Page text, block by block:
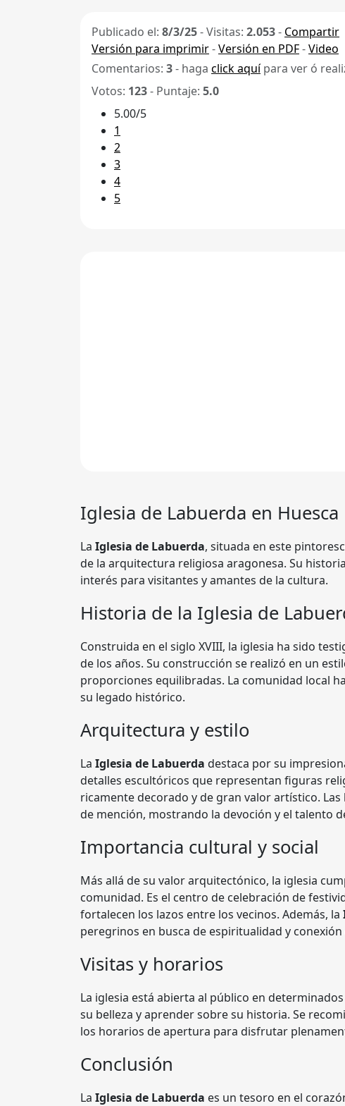
Publicado el: 8/3/25-Visitas: 2.053- Compartir
Versión para imprimir-Versión en PDF-Video
Comentarios: 3- haga click aquípara ver ó
Votos: 123- Puntaje: 5.0
5.00/5
1
2
3
4
5
Iglesia de Labuerda en Huesca
La Iglesia de Labuerda, situada en este
de la arquitectura religiosa aragonesa. Su
interés para visitantes y amantes de la cultura.
Historia de la Iglesia de
Construida en el siglo XVIII, la iglesia ha sido
de los años. Su construcción se realizó en un
proporciones equilibradas. La comunidad local
su legado histórico.
Arquitectura y estilo
La Iglesia de Labuerda destaca por su
detalles escultóricos que representan figuras
ricamente decorado y de gran valor artístico.
de mención, mostrando la devoción y el talento
Importancia cultural y social
Más allá de su valor arquitectónico, la iglesia
comunidad. Es el centro de celebración de
fortalecen los lazos entre los vecinos. Además, la
peregrinos en busca de espiritualidad y
Visitas y horarios
La iglesia está abierta al público en
su belleza y aprender sobre su historia. Se
los horarios de apertura para disfrutar
Conclusión
La Iglesia de Labuerda es un tesoro en el